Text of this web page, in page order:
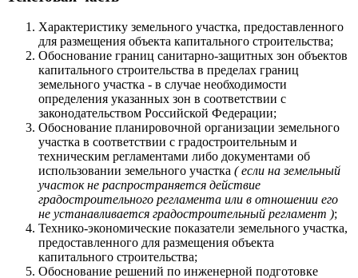
Характеристику земельного участка, предоставленного
для размещения объекта капитального строительства;
Oбоснование границ санитарно-защитных зон объектов
капитального строительства в пределах границ
земельного участка - в случае необходимости
определения указанных зон в соответствии с
законодательством Российской Федерации;
Обоснование планировочной организации земельного
участка в соответствии с градостроительным и
техническим регламентами либо документами об
использовании земельного участка ( если на земельный
участок не распространяется действие
градостроительного регламента или в отношении его
не устанавливается градостроительный регламент );
Технико-экономические показатели земельного участка,
предоставленного для размещения объекта
капитального строительства;
Обоснование решений по инженерной подготовке